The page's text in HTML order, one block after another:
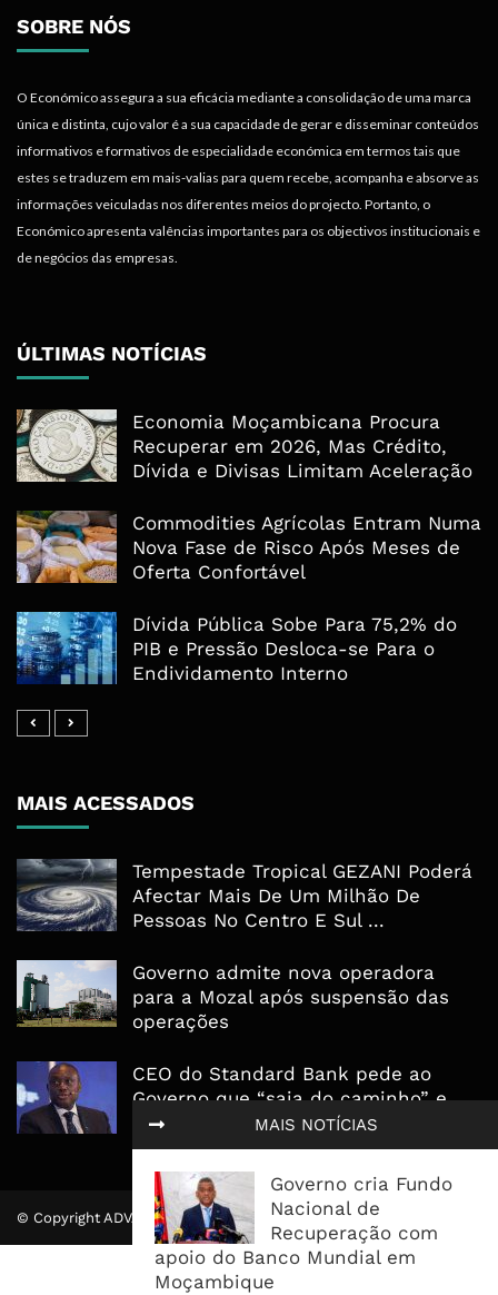
MAIS NOTÍCIAS
Governo cria Fundo
Nacional de
Recuperação com
apoio do Banco Mundial em
Moçambique
SOBRE NÓS
O Económico assegura a sua eficácia mediante a consolidação de uma marca
única e distinta, cujo valor é a sua capacidade de gerar e disseminar conteúdos
informativos e formativos de especialidade económica em termos tais que
estes se traduzem em mais-valias para quem recebe, acompanha e absorve as
informações veiculadas nos diferentes meios do projecto. Portanto, o
Económico apresenta valências importantes para os objectivos institucionais e
de negócios das empresas.
ÚLTIMAS NOTÍCIAS
Economia Moçambicana Procura
Recuperar em 2026, Mas Crédito,
Dívida e Divisas Limitam Aceleração
Commodities Agrícolas Entram Numa
Nova Fase de Risco Após Meses de
Oferta Confortável
Dívida Pública Sobe Para 75,2% do
PIB e Pressão Desloca-se Para o
Endividamento Interno
MAIS ACESSADOS
Tempestade Tropical GEZANI Poderá
Afectar Mais De Um Milhão De
Pessoas No Centro E Sul ...
Governo admite nova operadora
para a Mozal após suspensão das
operações
CEO do Standard Bank pede ao
Governo que “saia do caminho” e
facilite os negócios
© Copyright ADVALUE. Todos Direitos Reservados.